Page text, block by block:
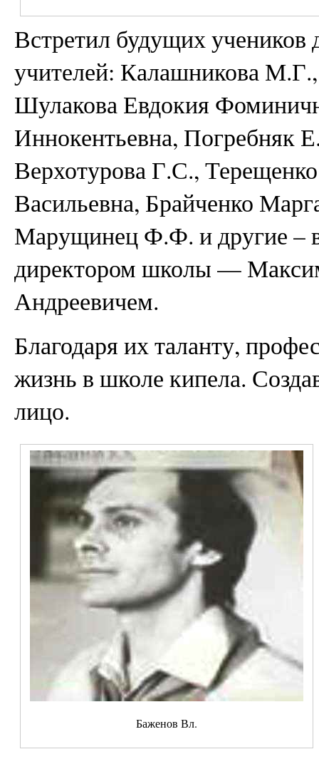
Встретил будущих
учителей: Калашникова
Шулакова Евдокия
Иннокентьевна, Погребняк
Верхотурова Г.С.,
Васильевна, Брайченко
Марущинец Ф.Ф. и другие –
директором школы —
Андреевичем.
Благодаря их таланту,
жизнь в школе кипела.
лицо.
Баженов Вл.